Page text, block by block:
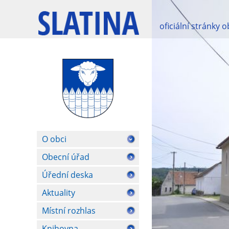
O obci
Obecní úřad
Úřední deska
Aktuality
Místní rozhlas
oficiální stránky